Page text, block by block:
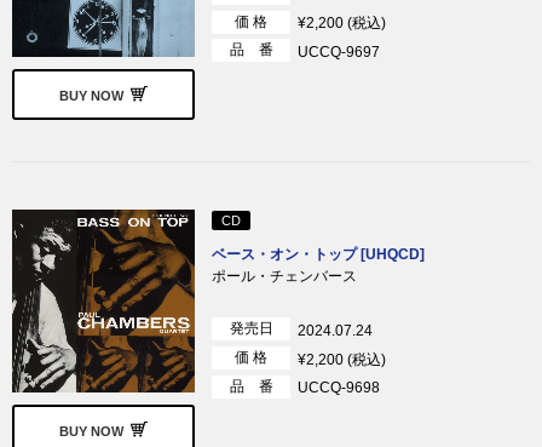
BUY NOW
価 格
¥2,200 (税込)
品 番
UCCQ-9697
BUY NOW
CD
ベース・オン・トップ [UHQCD]
ポール・チェンバース
発売日
2024.07.24
価 格
¥2,200 (税込)
品 番
UCCQ-9698